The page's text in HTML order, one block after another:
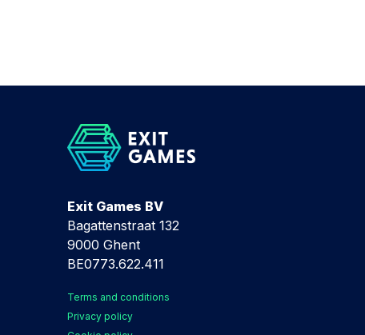
Exit Games BV
Bagattenstraat 132
9000 Ghent
BE0773.622.411
Terms and conditions
Privacy policy